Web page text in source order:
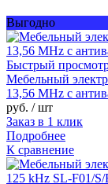
Выгодно
Быстрый
Мебельный
13,56 MHz с
руб. / шт
Заказ в 1 клик
Подробнее
К сравнение